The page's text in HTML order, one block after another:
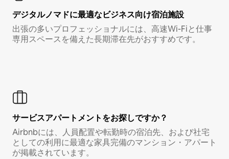
デジタルノマド⁠に最⁠適⁠なビ⁠ジ⁠ネ⁠ス⁠向⁠け宿⁠泊⁠施⁠設
出張の多いプロフェッショナルには、高速Wi-Fiと仕事
専用スペースを備えた長期滞在先がおすすめです。
サービスアパートメントをお探しですか？
Airbnbには、人員配置や転勤時の宿泊先、および社宅
としての利用に最適な家具完備のマンション・アパート
が掲載されています。